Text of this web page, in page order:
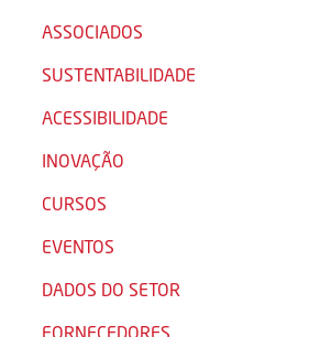
ASSOCIADOS
SUSTENTABILIDADE
ACESSIBILIDADE
INOVAÇÃO
CURSOS
EVENTOS
DADOS DO SETOR
FORNECEDORES